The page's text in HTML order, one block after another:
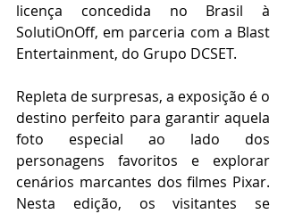
licença concedida no Brasil à
SolutiOnOff, em parceria com a Blast
Entertainment, do Grupo DCSET.
Repleta de surpresas, a exposição é o
destino perfeito para garantir aquela
foto especial ao lado dos
personagens favoritos e explorar
cenários marcantes dos filmes Pixar.
Nesta edição, os visitantes se